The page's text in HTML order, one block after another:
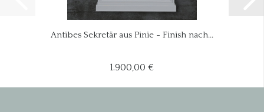
Antibes Sekretär aus Pinie - Finish nach...
1.900,00 €